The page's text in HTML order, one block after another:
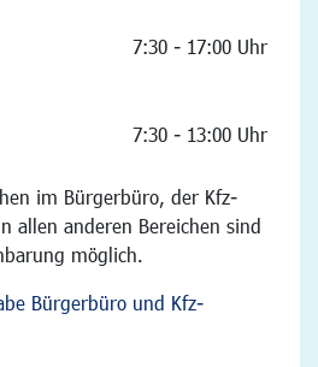
7:30 - 17:00 Uhr
7:30 - 13:00 Uhr
im Bürgerbüro, der Kfz-
allen anderen Bereichen sind
möglich.
Bürgerbüro und Kfz-